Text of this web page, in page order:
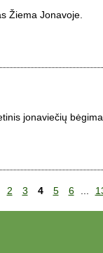
Žiema Jonavoje.
jonaviečių
2 3 4 5 6